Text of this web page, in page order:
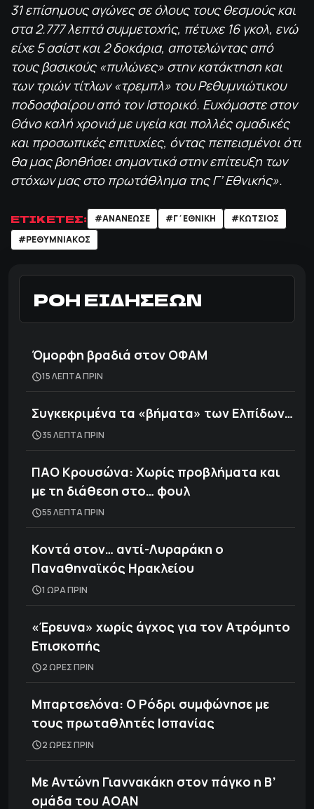
31 επίσημους αγώνες σε όλους τους θεσμούς και
στα 2.777 λεπτά συμμετοχής, πέτυχε 16 γκολ, ενώ
είχε 5 ασίστ και 2 δοκάρια, αποτελώντας από
τους βασικούς «πυλώνες» στην κατάκτηση και
των τριών τίτλων «τρεμπλ» του Ρεθυμνιώτικου
ποδοσφαίρου από τον Ιστορικό. Ευχόμαστε στον
Θάνο καλή χρονιά με υγεία και πολλές ομαδικές
και προσωπικές επιτυχίες, όντας πεπεισμένοι ότι
θα μας βοηθήσει σημαντικά στην επίτευξη των
στόχων μας στο πρωτάθλημα της Γ’ Εθνικής».
ΕΤΙΚΕΤΕΣ: #ΑΝΑΝΕΩΣΕ #Γ΄ΕΘΝΙΚΗ
#ΚΩΤΣΙΟΣ
#ΡΕΘΥΜΝΙΑΚΟΣ
ΡΟΗ ΕΙΔΗΣΕΩΝ
Όμορφη βραδιά στον ΟΦΑΜ
15 ΛΕΠΤΑ ΠΡΙΝ
Συγκεκριμένα τα «βήματα» των Ελπίδων…
35 ΛΕΠΤΑ ΠΡΙΝ
ΠΑΟ Κρουσώνα: Χωρίς προβλήματα και
με τη διάθεση στο… φουλ
55 ΛΕΠΤΑ ΠΡΙΝ
Κοντά στον… αντί-Λυραράκη ο
Παναθηναϊκός Ηρακλείου
1 ΩΡΑ ΠΡΙΝ
«Έρευνα» χωρίς άγχος για τον Ατρόμητο
Επισκοπής
2 ΩΡΕΣ ΠΡΙΝ
Μπαρτσελόνα: Ο Ρόδρι συμφώνησε με
τους πρωταθλητές Ισπανίας
2 ΩΡΕΣ ΠΡΙΝ
Με Αντώνη Γιαννακάκη στον πάγκο η Β’
ομάδα του ΑΟΑΝ